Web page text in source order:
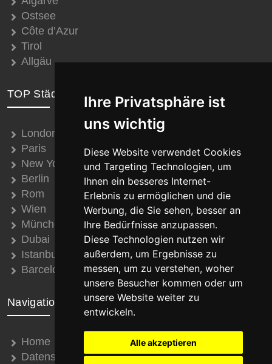
Ihre Privatsphäre ist
uns wichtig
Diese Website verwendet Cookies
und Targeting Technologien, um
Ihnen ein besseres Internet-
Erlebnis zu ermöglichen und die
Werbung, die Sie sehen, besser an
Ihre Bedürfnisse anzupassen.
Diese Technologien nutzen wir
außerdem, um Ergebnisse zu
messen, um zu verstehen, woher
unsere Besucher kommen oder um
unsere Website weiter zu
entwickeln.
Alle akzeptieren
Ostsee
Côte d’Azur
Tirol
Allgäu
TOP Städte
London
Paris
New York
Berlin
Rom
Wien
München
Dubai
Istanbul
Barcelona
Navigation
Home
Datenschutz